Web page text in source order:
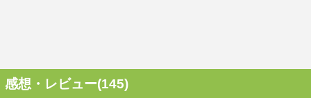
感想・レビュー(145)